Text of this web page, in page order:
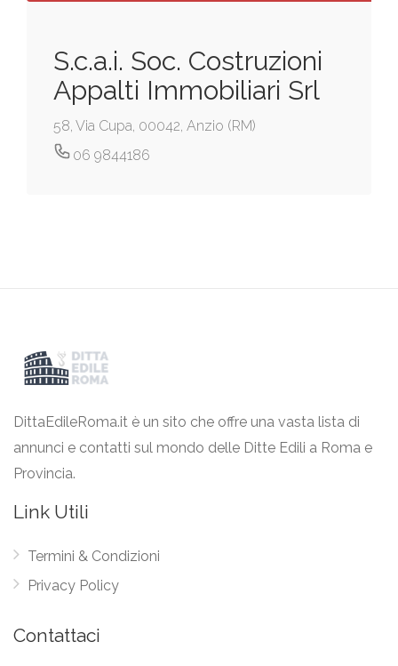
S.c.a.i. Soc. Costruzioni
Appalti Immobiliari Srl
58, Via Cupa, 00042, Anzio (RM)
06 9844186
DittaEdileRoma.it è un sito che offre una vasta lista di
annunci e contatti sul mondo delle Ditte Edili a Roma e
Provincia.
Link Utili
Termini & Condizioni
Privacy Policy
Contattaci